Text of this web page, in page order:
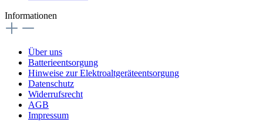
Informationen
Über uns
Batterieentsorgung
Hinweise zur Elektroaltgeräteentsorgung
Datenschutz
Widerrufsrecht
AGB
Impressum